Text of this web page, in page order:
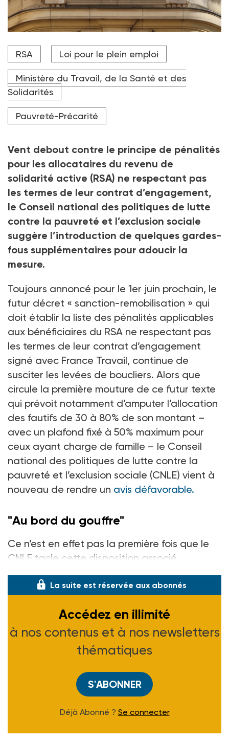
Avant toute coupure du RSA, le CNLE recommande un
"premier niveau de sanction" visant à rappeler les
Crédit photo Florence Piot - stock.adobe.com
RSA Loi pour le plein emploi
Ministère du Travail, de la Santé et des
Solidarités
Pauvreté-Précarité
Vent debout contre le principe de pénalités
pour les allocataires du revenu de
solidarité active (RSA) ne respectant pas
les termes de leur contrat d’engagement,
le Conseil national des politiques de lutte
contre la pauvreté et l’exclusion sociale
suggère l’introduction de quelques gardes-
fous supplémentaires pour adoucir la
mesure.
Toujours annoncé pour le 1er juin prochain, le
futur décret « sanction-remobilisation » qui
doit établir la liste des pénalités applicables
aux bénéficiaires du RSA ne respectant pas
les termes de leur contrat d’engagement
signé avec France Travail, continue de
susciter les levées de boucliers. Alors que
circule la première mouture de ce futur texte
qui prévoit notamment d’amputer l’allocation
des fautifs de 30 à 80% de son montant –
avec un plafond fixé à 50% maximum pour
ceux ayant charge de famille – le Conseil
national des politiques de lutte contre la
pauvreté et l’exclusion sociale (CNLE) vient à
nouveau de rendre un avis défavorable.
"Au bord du gouffre"
Ce n’est en effet pas la première fois que le
CNLE tacle cette disposition associé
La suite est réservée aux abonnés
Accédez en illimité
à nos contenus et à nos newsletters
thématiques
S'ABONNER
Déjà Abonné ? Se connecter